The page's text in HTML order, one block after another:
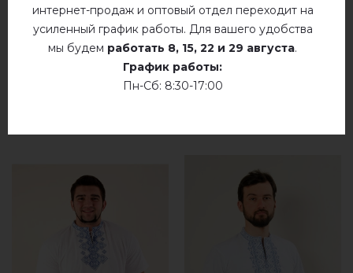
интернет-продаж и оптовый отдел переходит на
усиленный график работы. Для вашего удобства
мы будем работать 8, 15, 22 и 29 августа.
График работы:
Пн-Сб: 8:30-17:00